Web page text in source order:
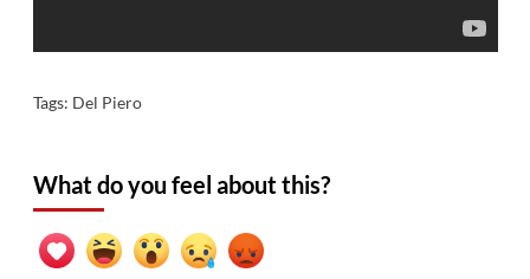
Tags: Del Piero
What do you feel about this?